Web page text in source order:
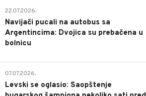
22.07.2026.
Navijači pucali na autobus sa
Argentincima: Dvojica su prebačena u
bolnicu
07.07.2026.
Levski se oglasio: Saopštenje